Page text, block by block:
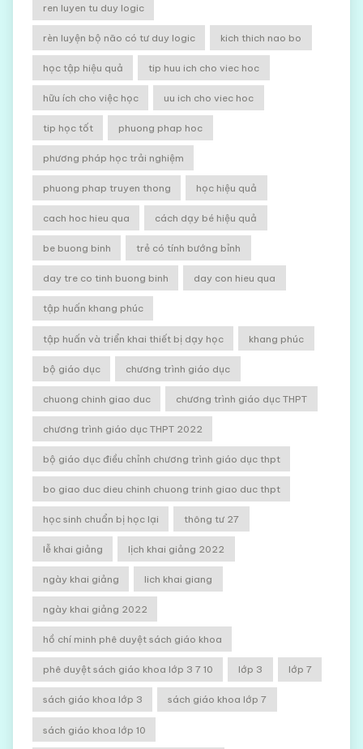
ren luyen tu duy logic
rèn luyện bộ não có tư duy logic kich thich nao bo
học tập hiệu quả tip huu ich cho viec hoc
hữu ích cho việc học uu ich cho viec hoc
tip học tốt phuong phap hoc
phương pháp học trải nghiệm
phuong phap truyen thong học hiệu quả
cach hoc hieu qua cách dạy bé hiệu quả
be buong binh trẻ có tính bướng bỉnh
day tre co tinh buong binh day con hieu qua
tập huấn khang phúc
tập huấn và triển khai thiết bị dạy học khang phúc
bộ giáo dục chương trình giáo dục
chuong chinh giao duc chương trình giáo dục THPT
chương trình giáo dục THPT 2022
bộ giáo dục điều chỉnh chương trình giáo dục thpt
bo giao duc dieu chinh chuong trinh giao duc thpt
học sinh chuẩn bị học lại thông tư 27
lễ khai giảng lịch khai giảng 2022
ngày khai giảng lich khai giang
ngày khai giảng 2022
hồ chí minh phê duyệt sách giáo khoa
phê duyệt sách giáo khoa lớp 3 7 10 lớp 3 lớp 7
sách giáo khoa lớp 3 sách giáo khoa lớp 7
sách giáo khoa lớp 10